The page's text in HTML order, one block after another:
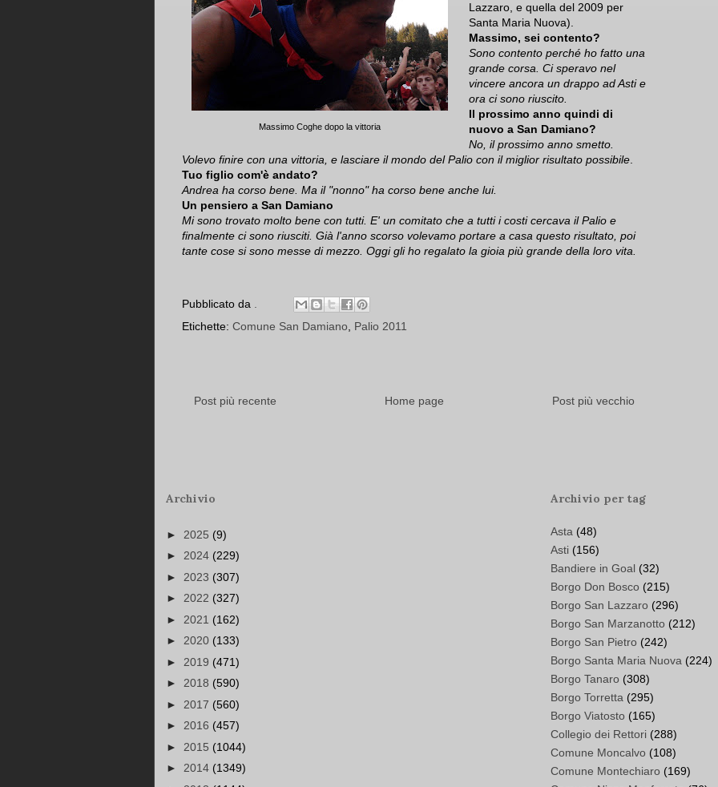
Massimo Coghe dopo la vittoria
Lazzaro, e quella del 2009 per
Santa Maria Nuova).
Massimo, sei contento?
Sono contento perché ho fatto una
grande corsa. Ci speravo nel
vincere ancora un drappo ad Asti e
ora ci sono riuscito.
Il prossimo anno quindi di
nuovo a San Damiano?
No, il prossimo anno smetto.
Volevo finire con una vittoria, e lasciare il mondo del Palio con il miglior risultato possibile.
Tuo figlio com'è andato?
Andrea ha corso bene. Ma il "nonno" ha corso bene anche lui.
Un pensiero a San Damiano
Mi sono trovato molto bene con tutti. E' un comitato che a tutti i costi cercava il Palio e
finalmente ci sono riusciti. Già l'anno scorso volevamo portare a casa questo risultato, poi
tante cose si sono messe di mezzo. Oggi gli ho regalato la gioia più grande della loro vita.
Pubblicato da
Etichette: Comune San Damiano, Palio 2011
Post più recente Post più vecchio
Home page
Archivio
► 2025 (9)
► 2024 (229)
► 2023 (307)
► 2022 (327)
► 2021 (162)
► 2020 (133)
► 2019 (471)
► 2018 (590)
► 2017 (560)
► 2016 (457)
► 2015 (1044)
► 2014 (1349)
Archivio per tag
Asta (48)
Asti (156)
Bandiere in Goal (32)
Borgo Don Bosco (215)
Borgo San Lazzaro (296)
Borgo San Marzanotto (212)
Borgo San Pietro (242)
Borgo Santa Maria Nuova (224)
Borgo Tanaro (308)
Borgo Torretta (295)
Borgo Viatosto (165)
Collegio dei Rettori (288)
Comune Moncalvo (108)
Comune Montechiaro (169)